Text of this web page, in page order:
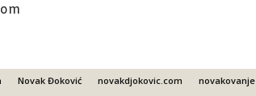
Novak Đoković novakdjokovic.com novakovanje